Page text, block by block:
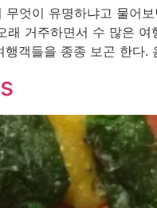
이 유명하냐고 물어
거주하면서 수 많은
객들을 종종 보곤 한다